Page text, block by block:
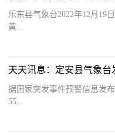
乐东县气象台2022年12月19
黄...
天天讯息：定安县气象
据国家突发事件预警信息发
55...